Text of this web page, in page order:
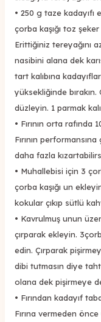
• 250 g taze kadayıfı
çorba kaşığı toz
Erittiğiniz tereyağını
nasibini alana dek
tart kalıbına
yüksekliğinde bırakın.
düzleyin. 1 parmak
• Fırının orta rafında
Fırının
daha fazla
• Muhallebisi için 3
çorba kaşığı un
kokular çıkıp sütlü
• Kavrulmuş unun
çırparak ekleyin.
edin. Çırparak
dibi tutmasın diye
olana dek pişirmeye
• Fırından kadayıf
Fırına vermeden